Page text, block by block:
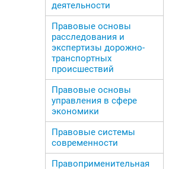
деятельности
Правовые основы
расследования и
экспертизы дорожно-
транспортных
происшествий
Правовые основы
управления в сфере
экономики
Правовые системы
современности
Правоприменительная